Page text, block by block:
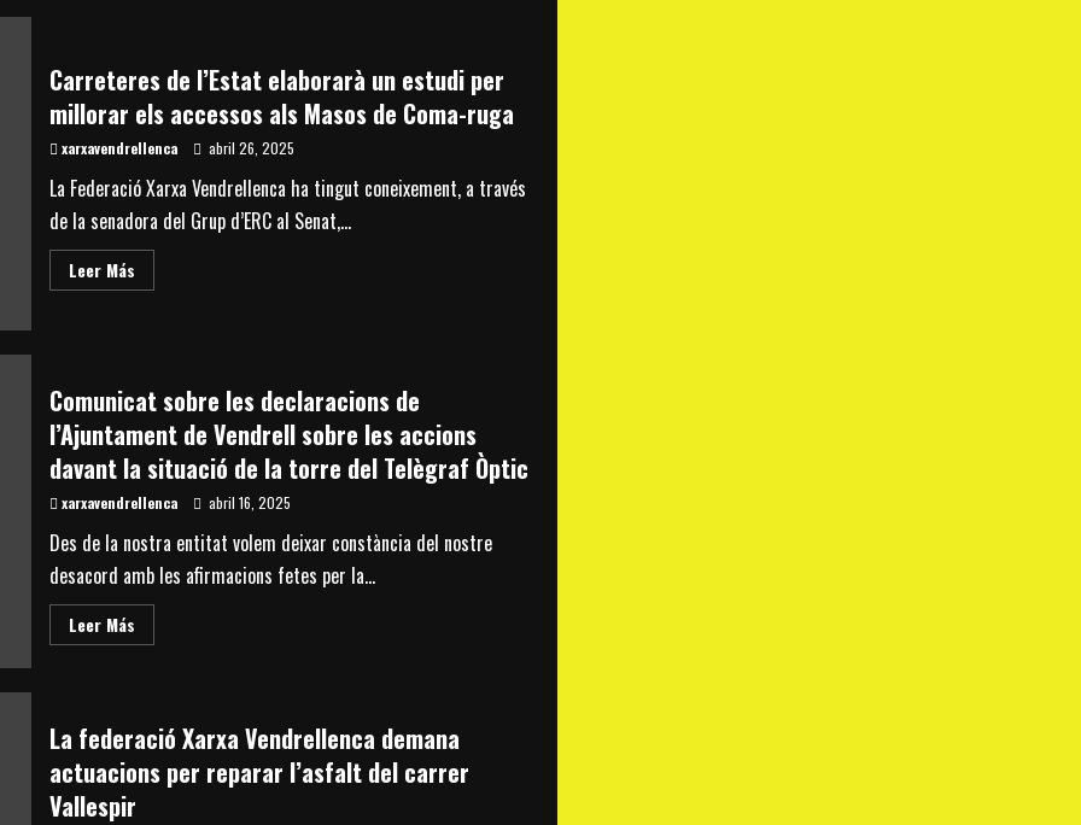
2026
com
a
de
Dona
i
l’Esport
Carreteres de l’Estat elaborarà un estudi per
millorar els accessos als Masos de Coma-ruga
xarxavendrellenca abril 26, 2025
La Federació Xarxa Vendrellenca ha tingut coneixement, a través
de la senadora del Grup d’ERC al Senat,...
Leer MásRead
more
un
estudi
millorar
accessos
Masos
Coma-
ruga
Comunicat sobre les declaracions de
l’Ajuntament de Vendrell sobre les accions
davant la situació de la torre del Telègraf Òptic
xarxavendrellenca abril 16, 2025
Des de la nostra entitat volem deixar constància del nostre
desacord amb les afirmacions fetes per la...
Leer MásRead
more
declaracions
de
de
Vendrell
sobre
La federació Xarxa Vendrellenca demana
actuacions per reparar l’asfalt del carrer
Vallespir